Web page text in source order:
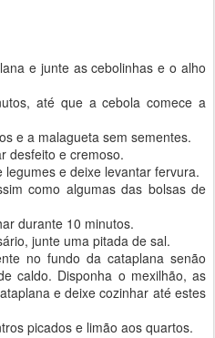
e junte as cebolinhas e o alho
até que a cebola comece a
e a malagueta sem sementes.
desfeito e cremoso.
e deixe levantar fervura.
como algumas das bolsas de
durante 10 minutos.
junte uma pitada de sal.
no fundo da cataplana senão
caldo. Disponha o mexilhão, as
e deixe cozinhar até estes
picados e limão aos quartos.